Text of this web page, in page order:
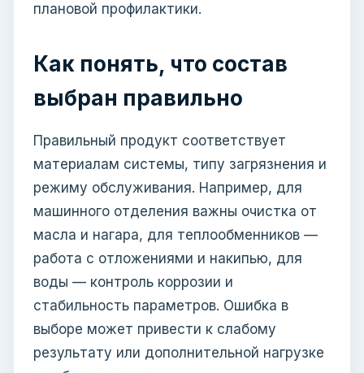
плановой профилактики.
Как понять, что состав
выбран правильно
Правильный продукт соответствует
материалам системы, типу загрязнения и
режиму обслуживания. Например, для
машинного отделения важны очистка от
масла и нагара, для теплообменников —
работа с отложениями и накипью, для
воды — контроль коррозии и
стабильность параметров. Ошибка в
выборе может привести к слабому
результату или дополнительной нагрузке